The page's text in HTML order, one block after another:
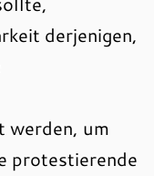
derjenigen,
werden, um
protestierende